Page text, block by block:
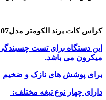
کراس کات برند الکومتر مدلELCOMETER 107:
میکرون می باشد.
برای پوشش های نازک و ضخیم
دارای چهار نوع تیغه مختلف: